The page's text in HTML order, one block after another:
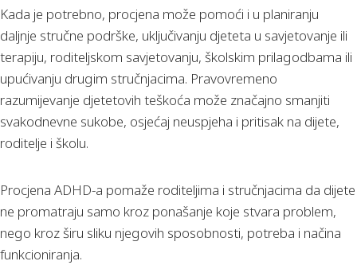
Kada je potrebno, procjena može pomoći i u planiranju
daljnje stručne podrške, uključivanju djeteta u savjetovanje ili
terapiju, roditeljskom savjetovanju, školskim prilagodbama ili
upućivanju drugim stručnjacima. Pravovremeno
razumijevanje djetetovih teškoća može značajno smanjiti
svakodnevne sukobe, osjećaj neuspjeha i pritisak na dijete,
roditelje i školu.
Procjena ADHD-a pomaže roditeljima i stručnjacima da dijete
ne promatraju samo kroz ponašanje koje stvara problem,
nego kroz širu sliku njegovih sposobnosti, potreba i načina
funkcioniranja.